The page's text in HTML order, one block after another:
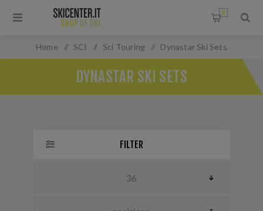
0
Home / SCI / Sci Touring / Dynastar Ski Sets
DYNASTAR SKI SETS
FILTER